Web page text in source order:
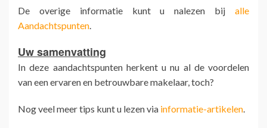
De overige informatie kunt u nalezen bij alle
Aandachtspunten.
Uw samenvatting
In deze aandachtspunten herkent u nu al de voordelen
van een ervaren en betrouwbare makelaar, toch?
Nog veel meer tips kunt u lezen via informatie-artikelen.